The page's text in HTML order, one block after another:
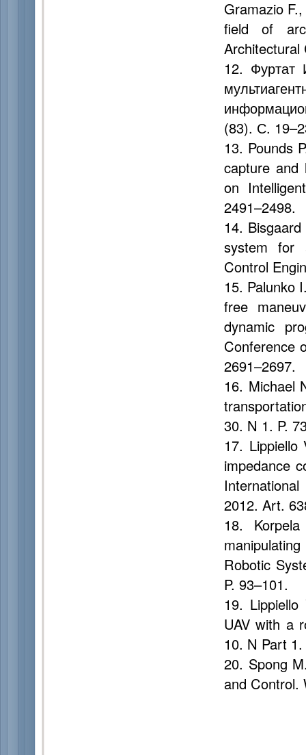
Gramazio
field of
Architectural
12. Фуртат
(83). С.
13. Pounds
capture and
on
2491–2498.
14.
system for
Control
15. Palunko
free
dynamic
Conference
2691–2697.
16. Michael
30. N 1. P.
17. Lippiello
impedance
2012. Art.
18.
Robotic
P. 93–101.
19.
UAV with a
10. N Part
20. Spong
and Control.